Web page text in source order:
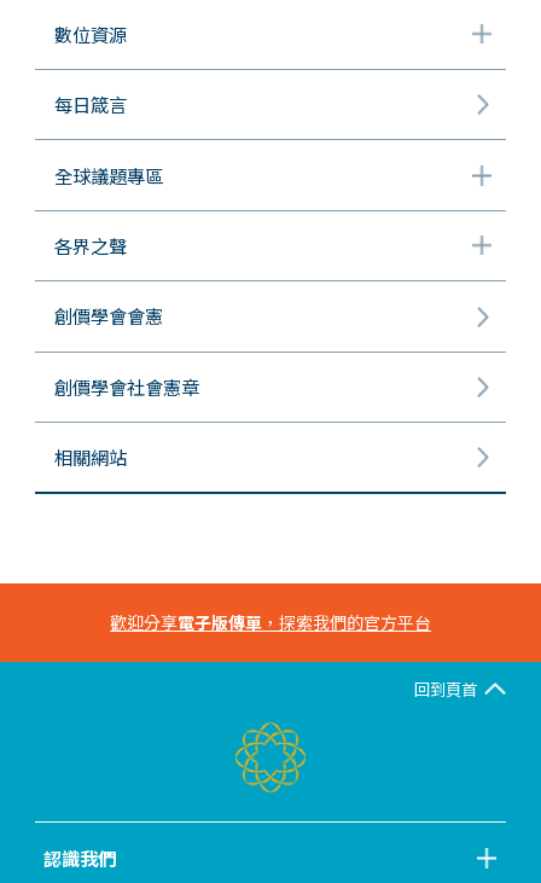
數位資源
每日箴言
全球議題專區
各界之聲
創價學會會憲
創價學會社會憲章
相關網站
歡迎分享電子版傳單 ，探索我們的官方平台
回到頁首
認識我們